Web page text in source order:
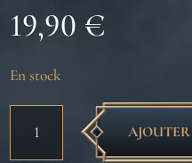
19,90 €
En stock